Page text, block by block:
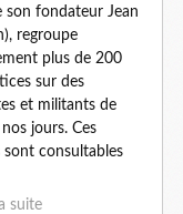
son fondateur Jean
regroupe
plus de 200
sur des
et militants de
jours. Ces
sont consultables
suite